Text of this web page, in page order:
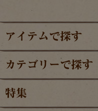
アイテムで探す
カテゴリーで探す
特集